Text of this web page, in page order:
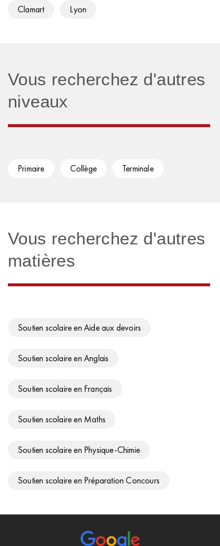
Clamart Lyon
Vous recherchez d'autres
niveaux
Primaire Collège Terminale
Vous recherchez d'autres
matières
Soutien scolaire en Aide aux devoirs
Soutien scolaire en Anglais
Soutien scolaire en Français
Soutien scolaire en Maths
Soutien scolaire en Physique-Chimie
Soutien scolaire en Préparation Concours